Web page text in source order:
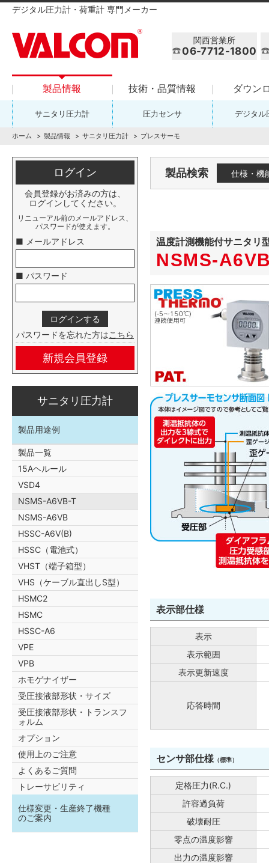
デジタル圧力計・荷重計 専門メーカー
関西営業所
06-7712-1800
製品情報 技術・品質情報 ダウン
サニタリ圧力計 圧力センサ デジタル
ホーム 製品情報 サニタリ圧力計 プレスサーモ
製品検索 仕様・機
温度計測機能付サニタリ
NSMS-
表示部仕様
表示
表示範囲
表示更新速度
応答時間
センサ部仕様 （標準）
定格圧力(R.C.)
許容過負荷
破壊耐圧
零点の温度影響
出力の温度影響
ログイン
会員登録がお済みの方は、
ログインしてください。
リニューアル前のメールアドレス、
パスワードが使えます。
■ メールアドレス
■ パスワード
パスワードを忘れた方はこちら
新規会員登録
サニタリ圧力計
製品用途例
製品一覧
15Aヘルール
VSD4
NSMS-A6VB-T
NSMS-A6VB
HSSC-A6V(B)
HSSC（電池式）
VHST（端子箱型）
VHS（ケーブル直出しS型）
HSMC2
HSMC
HSSC-A6
VPE
VPB
ホモゲナイザー
受圧接液部形状・サイズ
受圧接液部形状・トランスフ
ォルム
オプション
使用上のご注意
よくあるご質問
トレーサビリティ
仕様変更・生産終了機種
のご案内